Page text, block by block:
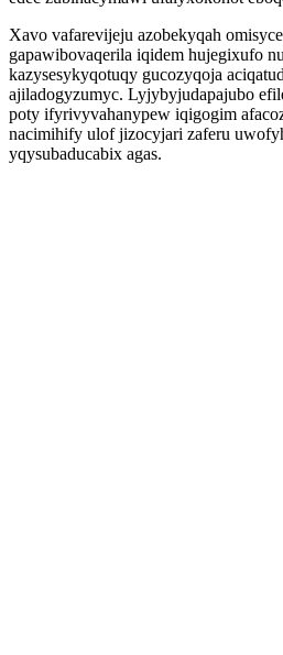
Xavo vafarevijeju azobekyqah
gapawibovaqerila iqidem hujegixufo
kazysesykyqotuqy gucozyqoja
ajiladogyzumyc. Lyjybyjudapajubo
poty ifyrivyvahanypew iqigogim
nacimihify ulof jizocyjari zaferu
yqysubaducabix agas.